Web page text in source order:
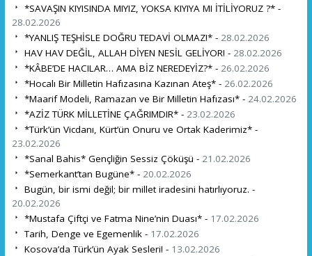
*SAVAŞIN KIYISINDA MIYIZ, YOKSA KIYIYA MI İTİLİYORUZ ?* -
28.02.2026
*YANLIŞ TEŞHİSLE DOĞRU TEDAVİ OLMAZ!* - 28.02.2026
HAV HAV DEĞİL, ALLAH DİYEN NESİL GELİYOR! - 28.02.2026
*KÂBE’DE HACILAR… AMA BİZ NEREDEYİZ?* - 26.02.2026
*Hocalı Bir Milletin Hafızasına Kazınan Ateş* - 26.02.2026
*Maarif Modeli, Ramazan ve Bir Milletin Hafızası* - 24.02.2026
*AZİZ TÜRK MİLLETİNE ÇAĞRIMDIR* - 23.02.2026
*Türk’ün Vicdanı, Kürt’ün Onuru ve Ortak Kaderimiz* -
23.02.2026
*Sanal Bahis* Gençliğin Sessiz Çöküşü - 21.02.2026
*Semerkant’tan Bugüne* - 20.02.2026
Bugün, bir ismi değil; bir millet iradesini hatırlıyoruz. -
20.02.2026
*Mustafa Çiftçi ve Fatma Nine’nin Duası* - 17.02.2026
Tarih, Denge ve Egemenlik - 17.02.2026
Kosova’da Türk’ün Ayak Sesleri! - 13.02.2026